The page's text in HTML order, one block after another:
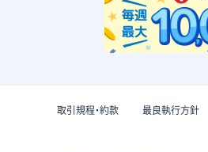
取引規程・約款 最良執行方針